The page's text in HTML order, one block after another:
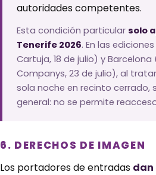
autoridades competentes.
Esta condición particular solo
Tenerife 2026. En las
Cartuja, 18 de julio) y Barcelona
Companys, 23 de julio), al
sola noche en recinto cerrado,
general: no se permite
6. DERECHOS DE IMAGEN
Los portadores de entradas dan